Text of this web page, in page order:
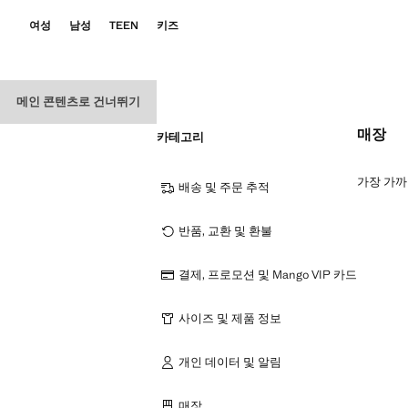
메인 콘텐츠로 건너뛰기
여성 남성 TEEN 키즈
매장
가장 가
카테고리
배송 및 주문 추적
반품, 교환 및 환불
결제, 프로모션 및 Mango VIP 카드
사이즈 및 제품 정보
개인 데이터 및 알림